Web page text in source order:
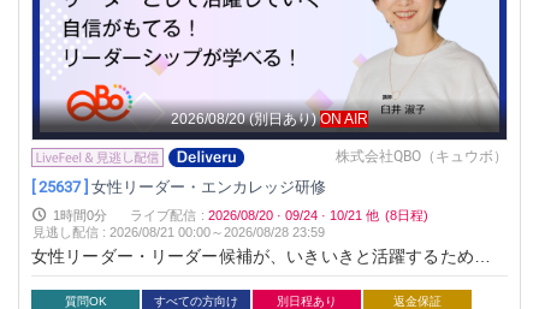
2026/08/20 (別日あり) ON AIR
株式会社QBO（キュウボ）
[ 25637 ] 女性リーダー・エンカレッジ研修
1時間0分 ライブ配信 : 2026/08/20 · 09/24 · 10/21 他 (8日程)
見逃し配信 :2026/08/21 00:00～2026/08/28 23:59
女性リーダー・リーダー候補が、いきいきと活躍するためのリ
ーダーシップについて学びます
質問OK すべての方向け 別日程あり 返金保証